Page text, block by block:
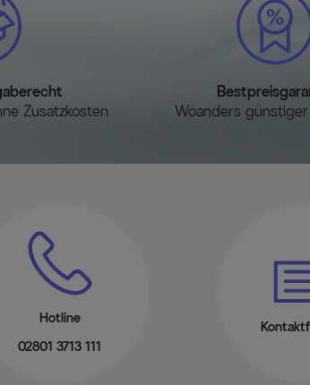
Der stabile und
dieses edlen Stuhls.
und pflegeleichten
Hohe Belastbarkeit
Der Sessel ist bis zu
Terrasseneinrichtung
Ihren exklusiven
Zusatzkosten
Woanders
Hotline
02801 3713 111